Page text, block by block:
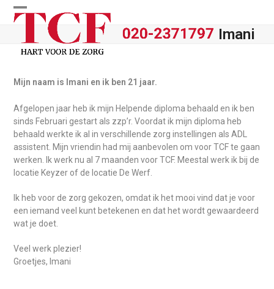
Skip
Open
mobile
Close
mobile
Imani
Mijn naam is Imani en ik ben 21 jaar.
Afgelopen jaar heb ik mijn Helpende diploma behaald en ik ben
sinds Februari gestart als zzp’r. Voordat ik mijn diploma heb
behaald werkte ik al in verschillende zorg instellingen als ADL
assistent. Mijn vriendin had mij aanbevolen om voor TCF te gaan
werken. Ik werk nu al 7 maanden voor TCF. Meestal werk ik bij de
locatie Keyzer of de locatie De Werf.
Ik heb voor de zorg gekozen, omdat ik het mooi vind dat je voor
een iemand veel kunt betekenen en dat het wordt gewaardeerd
wat je doet.
Veel werk plezier!
Groetjes, Imani